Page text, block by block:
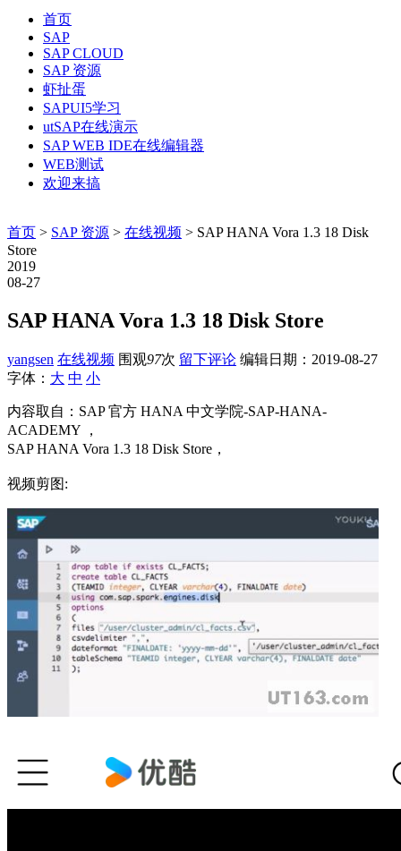
首页
SAP
SAP CLOUD
SAP 资源
虾扯蛋
SAPUI5学习
utSAP在线演示
SAP WEB IDE在线编辑器
WEB测试
欢迎来搞
首页 > SAP 资源 > 在线视频 > SAP HANA Vora 1.3 18 Disk
Store
2019
08-27
SAP HANA Vora 1.3 18 Disk Store
yangsen 在线视频 围观97次 留下评论 编辑日期： 2019-08-27
字体： 大 中 小
内容取自：SAP 官方 HANA 中文学院-SAP-HANA-
ACADEMY ，
SAP HANA Vora 1.3 18 Disk Store，
视频剪图: